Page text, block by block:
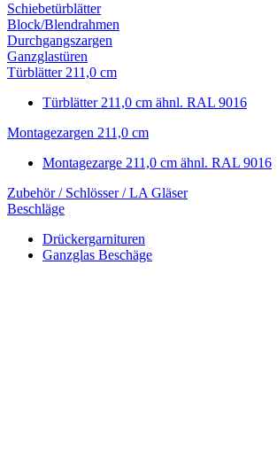
Schiebetürblätter
Block/Blendrahmen
Durchgangszargen
Ganzglastüren
Türblätter 211,0 cm
Türblätter 211,0 cm ähnl. RAL 9016
Montagezargen 211,0 cm
Montagezarge 211,0 cm ähnl. RAL 9016
Zubehör / Schlösser / LA Gläser
Beschläge
Drückergarnituren
Ganzglas Beschäge